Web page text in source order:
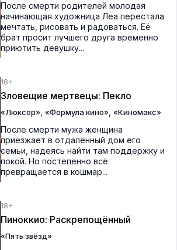
После смерти родителей молодая
начинающая художница Леа перестала
мечтать, рисовать и радоваться. Её
брат просит лучшего друга временно
приютить девушку...
18+
Зловещие мертвецы: Пекло
«Люксор» «Формула кино» «Киномакс»
После смерти мужа женщина
приезжает в отдалённый дом его
семьи, надеясь найти там поддержку и
покой. Но постепенно всё
превращается в кошмар...
18+
Пиноккио: Раскрепощённый
«Пять звёзд»